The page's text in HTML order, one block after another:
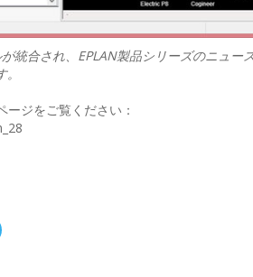
統合され、EPLAN製品シリーズのニュ
ジをご覧ください：